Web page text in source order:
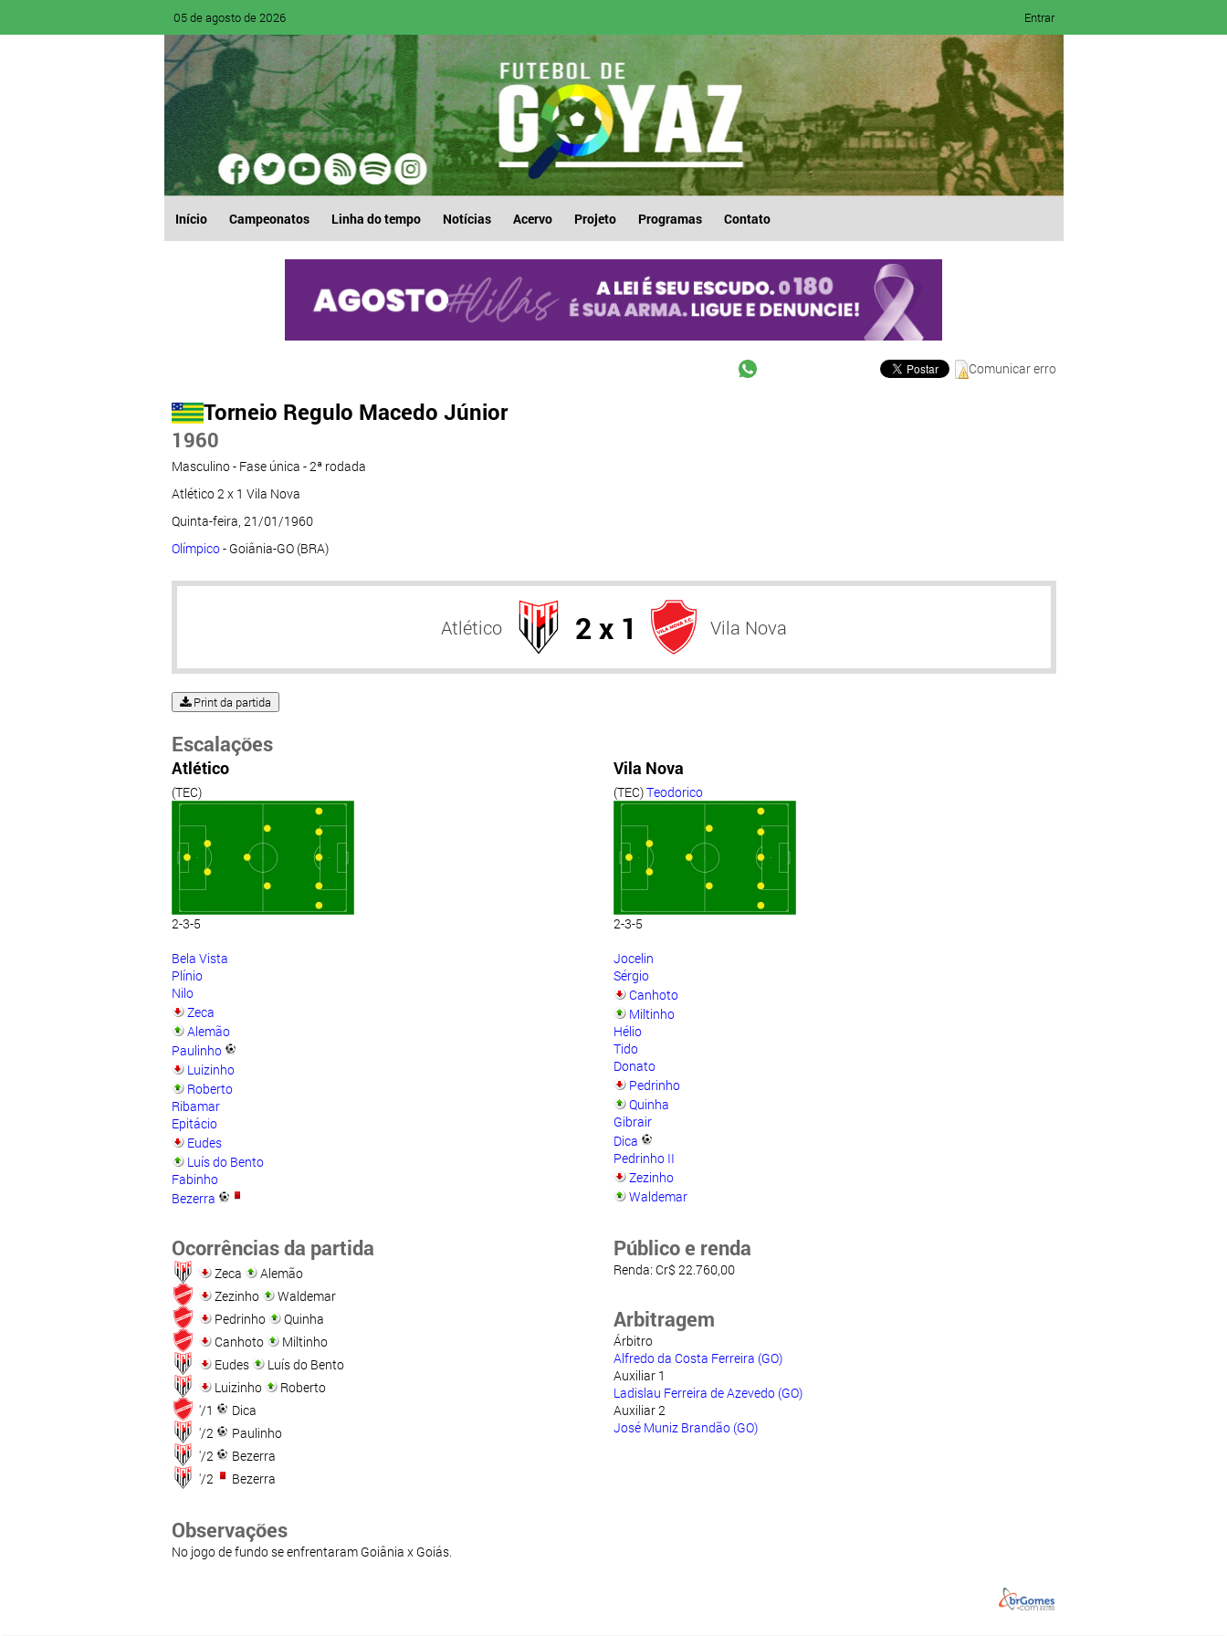
05 de agosto de 2026 Entrar
Início Campeonatos Linha do tempo Notícias Acervo Projeto Programas Contato
Comunicar erro
Torneio Regulo Macedo Júnior
1960
Masculino - Fase única - 2ª rodada
Atlético 2 x 1 Vila Nova
Quinta-feira, 21/01/1960
Olímpico- Goiânia-GO (BRA)
Atlético 2 x 1 Vila Nova
Print da partida
Escalações
Atlético
(TEC)
2-3-5
Bela Vista
Plínio
Nilo
Zeca
Alemão
Paulinho
Luizinho
Roberto
Ribamar
Epitácio
Eudes
Luís do Bento
Fabinho
Bezerra
Vila Nova
(TEC)Teodorico
2-3-5
Jocelin
Sérgio
Canhoto
Miltinho
Hélio
Tido
Donato
Pedrinho
Quinha
Gibrair
Dica
Pedrinho II
Zezinho
Waldemar
Ocorrências da partida
Zeca
Alemão
Zezinho
Waldemar
Pedrinho
Quinha
Canhoto
Miltinho
Eudes
Luís do Bento
Luizinho
Roberto
'/1
Dica
'/2
Paulinho
'/2
Bezerra
'/2
Bezerra
Público e renda
Renda: Cr$ 22.760,00
Arbitragem
Árbitro
Alfredo da Costa Ferreira (GO)
Auxiliar 1
Ladislau Ferreira de Azevedo (GO)
Auxiliar 2
José Muniz Brandão (GO)
Observações
No jogo de fundo se enfrentaram Goiânia x Goiás.